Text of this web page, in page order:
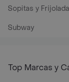
Sopitas y
Subway
Top Marcas y